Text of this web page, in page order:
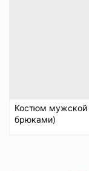
Костюм
брюками)